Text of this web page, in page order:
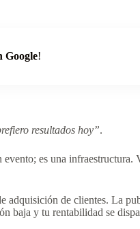
Google!
resultados hoy”.
es una
adquisición de clientes. La
baja y tu rentabilidad se